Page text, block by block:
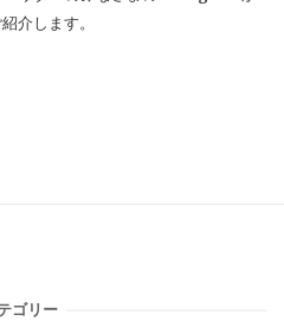
介します。
ゴリー